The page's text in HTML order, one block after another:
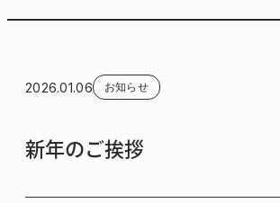
2026.01.06 お知らせ
新年のご挨拶